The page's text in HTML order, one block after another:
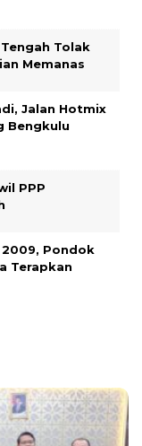
Tolak
Memanas
Jalan Hotmix
Bengkulu
PPP
Pondok
Terapkan